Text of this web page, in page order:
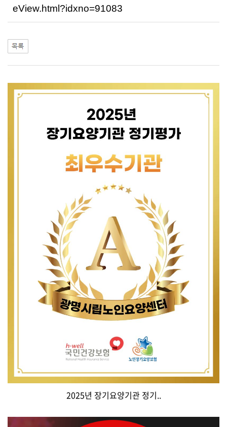
eView.html?idxno=91083
2025년 장기요양기관 정기..